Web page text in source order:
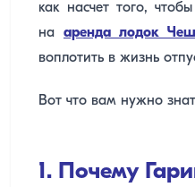
как насчет того,
на аренда лодок
воплотить в жизнь
Вот что вам нужно
1. Почему